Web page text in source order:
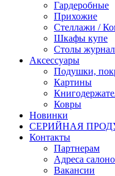
Гардеробные
Прихожие
Стеллажи /
Шкафы купе
Столы
Аксессуары
Подушки,
Картины
Ковры
Новинки
СЕРИЙНАЯ
Контакты
Партнерам
Адреса
Вакансии